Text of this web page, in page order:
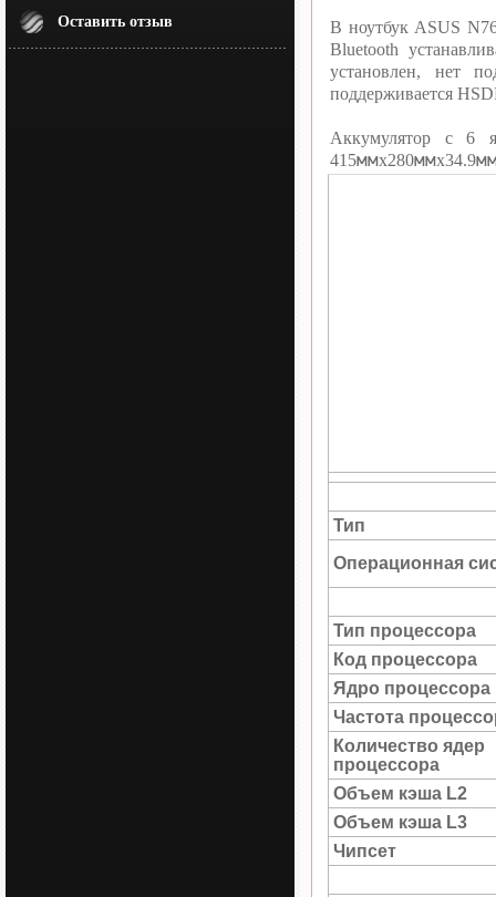
Оставить отзыв
В ноутбук ASUS
Bluetooth
установлен, нет
поддерживается
Аккумулятор c 6
415ммх280ммх34.9
Тип
Операционная
Тип процессора
Код процессора
Ядро процессора
Частота
Количество ядер
процессора
Объем кэша L2
Объем кэша L3
Чипсет